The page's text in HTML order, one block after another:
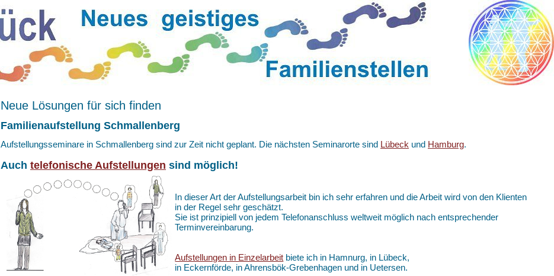
Neue Lösungen für sich finden
Familienaufstellung Schmallenberg
Aufstellungsseminare in Schmallenberg sind zur Zeit nicht geplant. Die nächsten Seminarorte sind Lübeck und Hamburg.
Auch telefonische Aufstellungen sind möglich!
In dieser Art der Aufstellungsarbeit bin ich sehr erfahren und die Arbeit wird von den Klienten
in der Regel sehr geschätzt.
Sie ist prinzipiell von jedem Telefonanschluss weltweit möglich nach entsprechender
Terminvereinbarung.
Aufstellungen in Einzelarbeit biete ich in Hamnurg, in Lübeck,
in Eckernförde, in Ahrensbök-Grebenhagen und in Uetersen.